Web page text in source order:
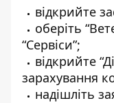
відкрийте
оберіть
“Сервіси”;
відкрийте
зарахування
надішліть